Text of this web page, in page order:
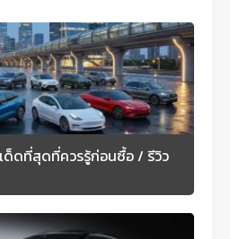
ด็ดที่สุดที่ควรรู้ก่อนซื้อ / รีวิว